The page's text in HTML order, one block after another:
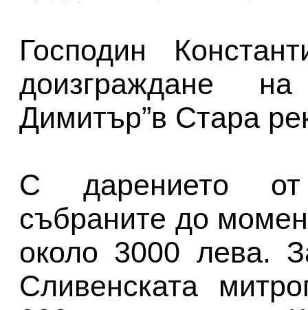
Господин
доизграждане
Димитър”в Стара
С дарението от
събраните до
около 3000 лева.
Сливенската